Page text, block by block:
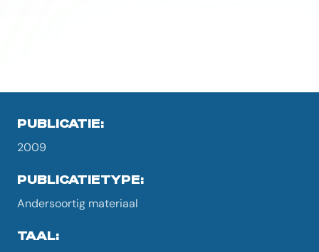
PUBLICATIE:
2009
PUBLICATIETYPE:
Andersoortig materiaal
TAAL: